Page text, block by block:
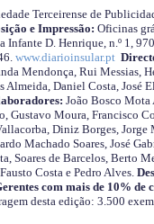
Terceirense de
e Impressão: Oficinas
Infante D. Henrique, n.º 1,
www.diarioinsular.pt
Mendonça, Rui Messias,
Almeida, Daniel Costa, José
João Bosco Mota
Gustavo Moura, Francisco
Diniz Borges, Jorge
Machado Soares, José
Soares de Barcelos, Berto
Costa e Pedro Alves.
com mais de 10% de
desta edição: 3.500